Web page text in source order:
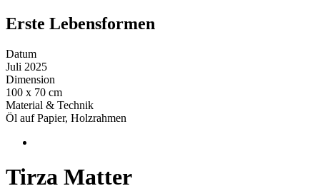
Erste Lebensformen
Datum
Juli 2025
Dimension
100 x 70 cm
Material & Technik
Öl auf Papier, Holzrahmen
Tirza Matter